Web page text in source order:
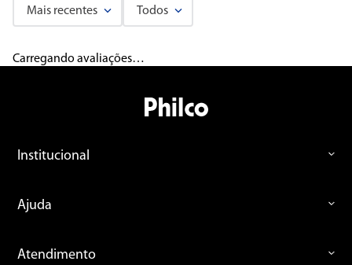
Mais recentes Todos
Carregando avaliações…
Institucional
Ajuda
Atendimento